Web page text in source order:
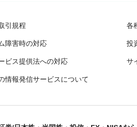
引規程 各
障害時の対応 投
ビス提供法への対応 サ
情報発信サービスについて